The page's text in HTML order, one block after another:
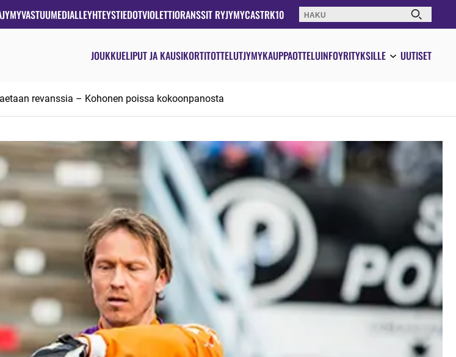
JYMYVASTUUMEDIALLEYHTEYSTIEDOTVIOLETTIORANSSIT RYJYMYCASTRK10 Haku:
JOUKKUELIPUT JA KAUSIKORTITOTTELUTJYMYKAUPPAOTTELUINFOYRITYKSILLE UUTISET
revanssia – Kohonen poissa kokoonpanosta